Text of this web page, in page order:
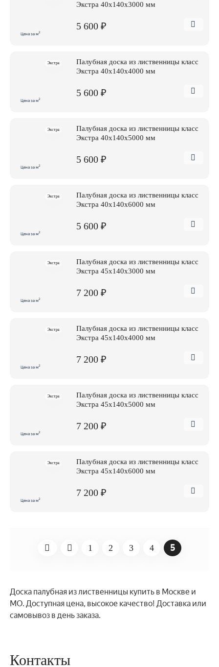
Доска палубная из лиственницы купить в Москве и
МО. Доступная цена, высокое качество! Доставка или
самовывоз в день заказа.
Цена за м2
Экстра 40x140x3000 мм
5 600 ₽
Экстра
Цена за м2
Палубная доска из лиственницы класс
Экстра 40x140x4000 мм
5 600 ₽
Экстра
Цена за м2
Палубная доска из лиственницы класс
Экстра 40x140x5000 мм
5 600 ₽
Экстра
Цена за м2
Палубная доска из лиственницы класс
Экстра 40x140x6000 мм
5 600 ₽
Экстра
Цена за м2
Палубная доска из лиственницы класс
Экстра 45x140x3000 мм
7 200 ₽
Экстра
Цена за м2
Палубная доска из лиственницы класс
Экстра 45x140x4000 мм
7 200 ₽
Экстра
Цена за м2
Палубная доска из лиственницы класс
Экстра 45x140x5000 мм
7 200 ₽
Экстра
Цена за м2
Палубная доска из лиственницы класс
Экстра 45x140x6000 мм
7 200 ₽
1 2 3 4 5
Контакты